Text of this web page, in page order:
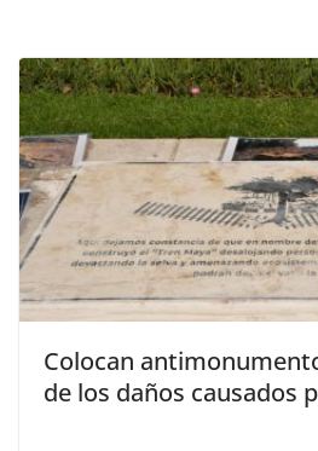
Colocan
de los daños causados